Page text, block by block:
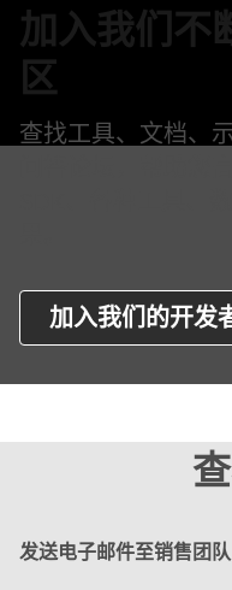
加入我们不
区
查找工具、文档、
加入我们的开发
发送电子邮件至销售团队